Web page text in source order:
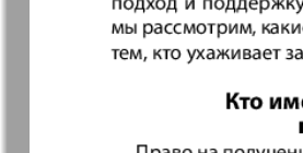
Ваша газета
сокровище